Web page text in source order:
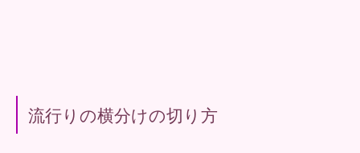
流行りの横分けの切り方